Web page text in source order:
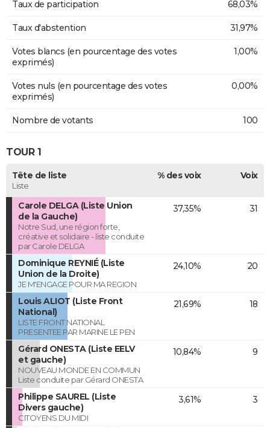
Taux de participation 68,03%
Taux d'abstention 31,97%
Votes blancs (en pourcentage des votes
exprimés)
1,00%
Votes nuls (en pourcentage des votes
exprimés)
0,00%
Nombre de votants 100
TOUR 1
Tête de liste
Liste
% des voix Voix
Carole DELGA (Liste Union
de la Gauche)
Notre Sud, une région forte,
créative et solidaire - liste conduite
par Carole DELGA
37,35% 31
Dominique REYNIÉ (Liste
Union de la Droite)
JE M'ENGAGE POUR MA REGION
24,10% 20
Louis ALIOT (Liste Front
National)
LISTE FRONT NATIONAL
PRESENTEE PAR MARINE LE PEN
21,69% 18
Gérard ONESTA (Liste EELV
et gauche)
NOUVEAU MONDE EN COMMUN
Liste conduite par Gérard ONESTA
10,84% 9
Philippe SAUREL (Liste
Divers gauche)
CITOYENS DU MIDI
3,61% 3